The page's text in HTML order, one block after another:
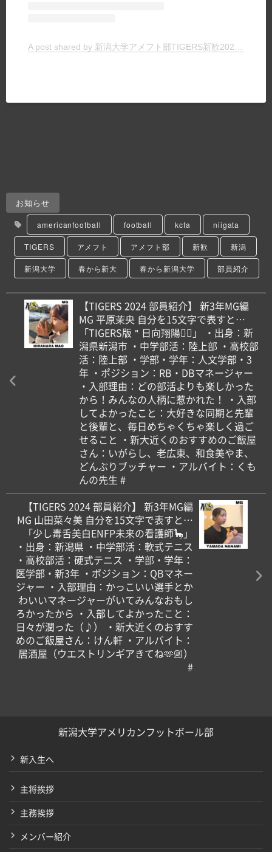
お知らせ
americanfootball football kcfa niigata
TIGERS アメフト アメフト部 新歓 新潟
新潟大学 春から新大 春から新潟大学 部員紹介
【TIGERS 2024 部員紹介】 新3年MG編
MG 平原茉央 自分を15文字で表すと…
「TIGERS版＂日向翔陽＂🏻」 ・出身：新
潟県新潟市 ・中学部活：陸上部 ・高校部
活：陸上部 ・学部・学年：人文学部・3
年 ・ポジション：RB・DBマネージャー
・入部理由：どの部活よりも楽しかった
から！みんなの人柄に惹かれた！ ・入部
してよかったこと：大好きな同期と先輩
と後輩と、毎日めちゃくちゃ楽しく過ご
せること ・新大近くのおすすめのご飯屋
さん：いがらし、老広東、和食美やま、
どんぶりブッチャー ・アルバイト：くも
んの先生 #
【TIGERS 2024 部員紹介】 新3年MG編
MG 山田菜々美 自分を15文字で表すと…
「少し毒舌美白ENFP未来の看護師🦕」
・出身：新潟県 ・中学部活：軟式テニス
・高校部活：硬式テニス ・学部・学年：
医学部・新3年 ・ポジション：QBマネー
ジャー ・入部理由：かっこいい選手とか
わいいマネージャーがいてみんなおもし
ろかったから️ ・入部してよかったこと：
日々が潤った（♪） ・新大近くのおすす
めのご飯屋さん：けん軒 ・アルバイト：
居酒屋（ウエストリンギアきてね🫶🏼）
#
新潟大学アメリカンフットボール部
新入生へ
主将挨拶
主務挨拶
メンバー紹介